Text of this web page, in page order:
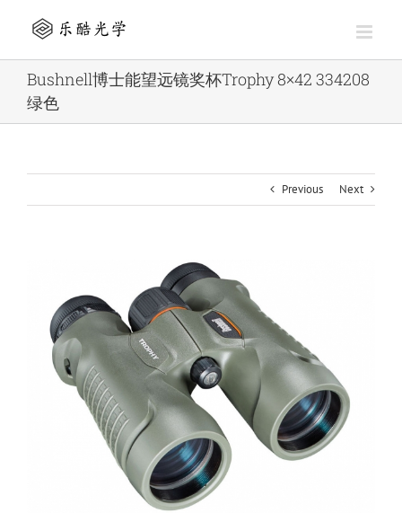
Bushnell博士能望远镜奖杯Trophy 8×42 334208
绿色
Previous Next
Image